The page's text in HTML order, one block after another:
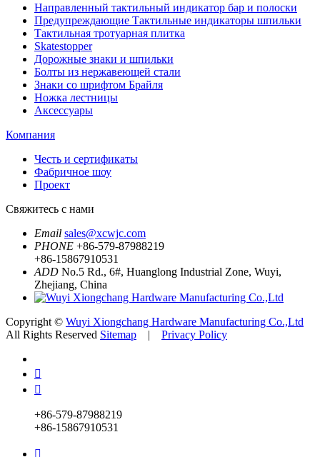
Направленный тактильный индикатор бар и полоски
Предупреждающие Тактильные индикаторы шпильки
Тактильная тротуарная плитка
Skatestopper
Дорожные знаки и шпильки
Болты из нержавеющей стали
Знаки со шрифтом Брайля
Ножка лестницы
Аксессуары
Компания
Честь и сертификаты
Фабричное шоу
Проект
Свяжитесь с нами
Email sales@xcwjc.com
PHONE +86-579-87988219
+86-15867910531
ADD No.5 Rd., 6#, Huanglong Industrial Zone, Wuyi,
Zhejiang, China
Copyright © Wuyi Xiongchang Hardware Manufacturing Co.,Ltd
All Rights Reserved Sitemap | Privacy Policy


+86-579-87988219
+86-15867910531
